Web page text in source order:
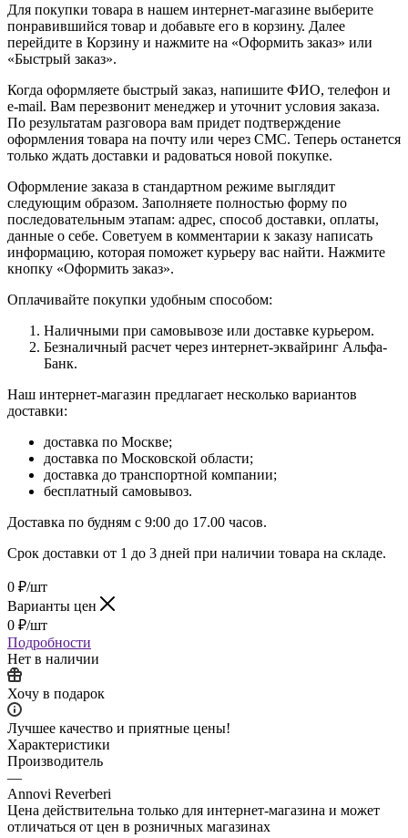
Для покупки товара в нашем интернет-магазине выберите
понравившийся товар и добавьте его в корзину. Далее
перейдите в Корзину и нажмите на «Оформить заказ» или
«Быстрый заказ».
Когда оформляете быстрый заказ, напишите ФИО, телефон и
e-mail. Вам перезвонит менеджер и уточнит условия заказа.
По результатам разговора вам придет подтверждение
оформления товара на почту или через СМС. Теперь останется
только ждать доставки и радоваться новой покупке.
Оформление заказа в стандартном режиме выглядит
следующим образом. Заполняете полностью форму по
последовательным этапам: адрес, способ доставки, оплаты,
данные о себе. Советуем в комментарии к заказу написать
информацию, которая поможет курьеру вас найти. Нажмите
кнопку «Оформить заказ».
Оплачивайте покупки удобным способом:
Наличными при самовывозе или доставке курьером.
Безналичный расчет через интернет-эквайринг Альфа-
Банк.
Наш интернет-магазин предлагает несколько вариантов
доставки:
доставка по Москве;
доставка по Московской области;
доставка до транспортной компании;
бесплатный самовывоз.
Доставка по будням с 9:00 до 17.00 часов.
Срок доставки от 1 до 3 дней при наличии товара на складе.
0 ₽/шт
Варианты цен
0 ₽/шт
Подробности
Нет в наличии
Хочу в подарок
Лучшее качество и приятные цены!
Характеристики
Производитель
—
Annovi Reverberi
Цена действительна только для интернет-магазина и может
отличаться от цен в розничных магазинах